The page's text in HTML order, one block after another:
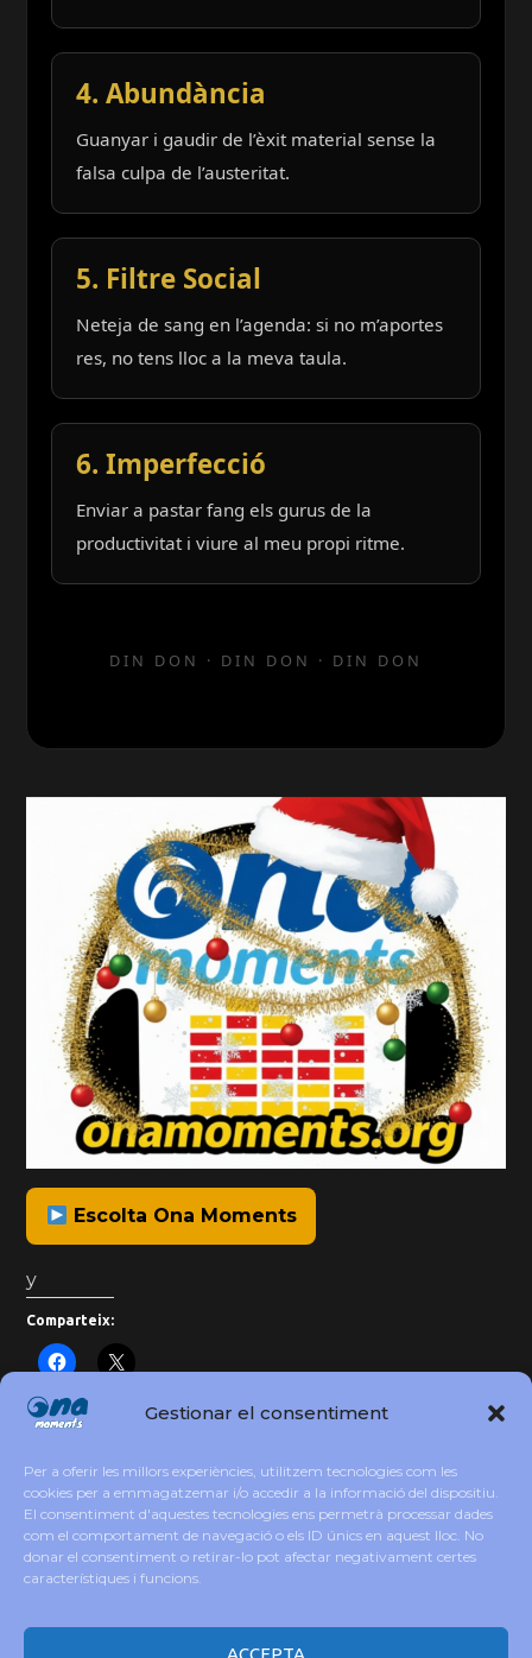
Gestionar el consentiment
Per a oferir les millors experiències, utilitzem tecnologies com les
cookies per a emmagatzemar i/o accedir a la informació del dispositiu.
El consentiment d'aquestes tecnologies ens permetrà processar dades
com el comportament de navegació o els ID únics en aquest lloc. No
donar el consentiment o retirar-lo pot afectar negativament certes
característiques i funcions.
ACCEPTA
4. Abundància
Guanyar i gaudir de l’èxit material sense la
falsa culpa de l’austeritat.
5. Filtre Social
Neteja de sang en l’agenda: si no m’aportes
res, no tens lloc a la meva taula.
6. Imperfecció
Enviar a pastar fang els gurus de la
productivitat i viure al meu propi ritme.
DIN DON · DIN DON · DIN DON
Escolta Ona Moments
y
Comparteix:
Després d’ una Màgica Nit de Nadal
Imagineu
un món… Millor!
L’Eco del Bronze:Més enllà del Raïm